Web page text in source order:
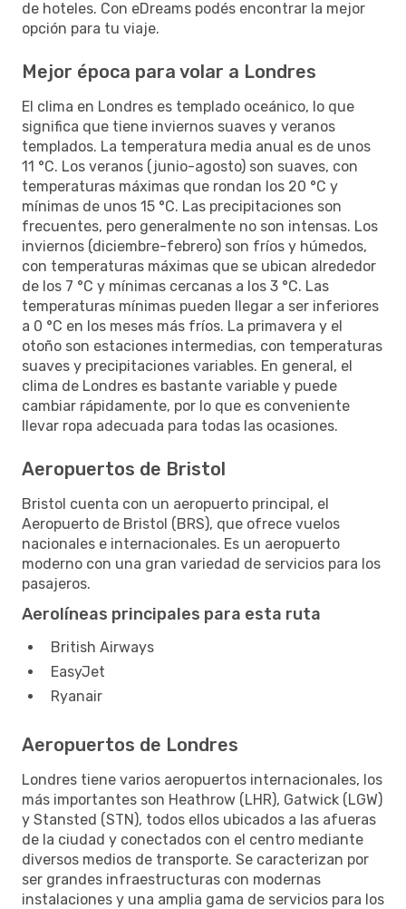
de hoteles. Con eDreams podés encontrar la mejor
opción para tu viaje.
Mejor época para volar a Londres
El clima en Londres es templado oceánico, lo que
significa que tiene inviernos suaves y veranos
templados. La temperatura media anual es de unos
11 °C. Los veranos (junio-agosto) son suaves, con
temperaturas máximas que rondan los 20 °C y
mínimas de unos 15 °C. Las precipitaciones son
frecuentes, pero generalmente no son intensas. Los
inviernos (diciembre-febrero) son fríos y húmedos,
con temperaturas máximas que se ubican alrededor
de los 7 °C y mínimas cercanas a los 3 °C. Las
temperaturas mínimas pueden llegar a ser inferiores
a 0 °C en los meses más fríos. La primavera y el
otoño son estaciones intermedias, con temperaturas
suaves y precipitaciones variables. En general, el
clima de Londres es bastante variable y puede
cambiar rápidamente, por lo que es conveniente
llevar ropa adecuada para todas las ocasiones.
Aeropuertos de Bristol
Bristol cuenta con un aeropuerto principal, el
Aeropuerto de Bristol (BRS), que ofrece vuelos
nacionales e internacionales. Es un aeropuerto
moderno con una gran variedad de servicios para los
pasajeros.
Aerolíneas principales para esta ruta
British Airways
EasyJet
Ryanair
Aeropuertos de Londres
Londres tiene varios aeropuertos internacionales, los
más importantes son Heathrow (LHR), Gatwick (LGW)
y Stansted (STN), todos ellos ubicados a las afueras
de la ciudad y conectados con el centro mediante
diversos medios de transporte. Se caracterizan por
ser grandes infraestructuras con modernas
instalaciones y una amplia gama de servicios para los